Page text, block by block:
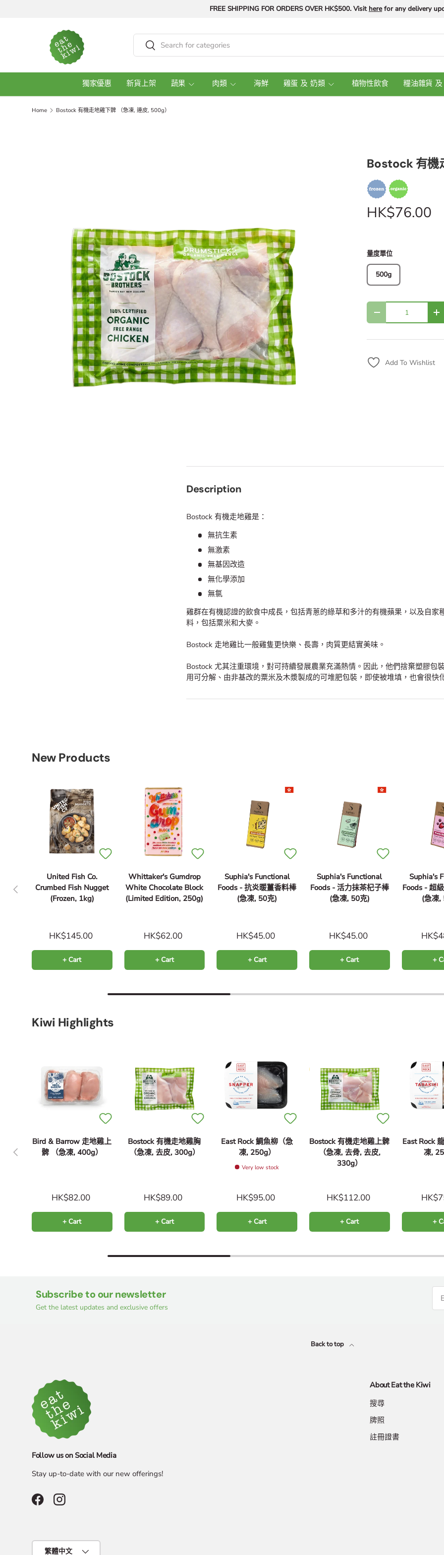
FREE SHIPPING FOR ORDERS OVER HK$500. Visit herefor any delivery
Search
Search
獨家優惠 新貨上架 蔬果 肉類 海鮮 雞蛋 及 奶類 植物性飲食 糧油雜貨
Home Bostock 有機走地雞下髀 （急凍, 連皮, 500g）
Bostock 有機
HK$76.00
量度單位
500g
Qty
Decrease quantity
Add To Wishlist
Description
Bostock 有機走地雞是：
無抗生素
無激素
無基因改造
無化學添加
無氯
雞群在有機認證的飲食中成長，包括青蔥的綠草和多汁的有機蘋果，以及自家
料，包括粟米和大麥。
Bostock 走地雞比一般雞隻更快樂、長壽，肉質更結實美味。
Bostock 尤其注重環境，對可持續發展農業充滿熱情。因此，他們捨棄塑膠包
用可分解、由非基改的粟米及木漿製成的可堆肥包裝，即使被堆填，也會很快
New Products
Previous
United Fish Co.
Crumbed Fish Nugget
(Frozen, 1kg)
HK$145.00
+ Cart
Whittaker's Gumdrop
White Chocolate Block
(Limited Edition, 250g)
HK$62.00
+ Cart
Suphia's Functional
Foods - 抗炎暖薑香料棒
(急凍, 50克)
HK$45.00
+ Cart
Suphia's Functional
Foods - 活力抹茶杞子棒
(急凍, 50克)
HK$45.00
+ Cart
Suphia's
Foods - 超
(急凍,
+
Kiwi Highlights
Previous
Bird & Barrow 走地雞上
髀 （急凍, 400g）
HK$82.00
+ Cart
Bostock 有機走地雞胸
（急凍, 去皮, 300g）
HK$89.00
+ Cart
East Rock 鯛魚柳（急
凍, 250g）
Very low stock
HK$95.00
+ Cart
Bostock 有機走地雞上髀
（急凍, 去骨, 去皮,
330g）
HK$112.00
+ Cart
East Rock
凍,
+
Subscribe to our newsletter
Get the latest updates and exclusive offers
Back to top
Follow us on Social Media
Stay up-to-date with our new offerings!
FacebookInstagram
About Eat the Kiwi
搜尋
牌照
註冊證書
Language
繁體中文